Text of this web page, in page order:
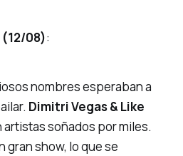
(12/08):
nombres esperaban a
Dimitri Vegas & Like
artistas soñados por miles.
gran show, lo que se